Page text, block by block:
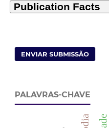
ENVIAR SUBMISSÃO
PALAVRAS-CHAVE